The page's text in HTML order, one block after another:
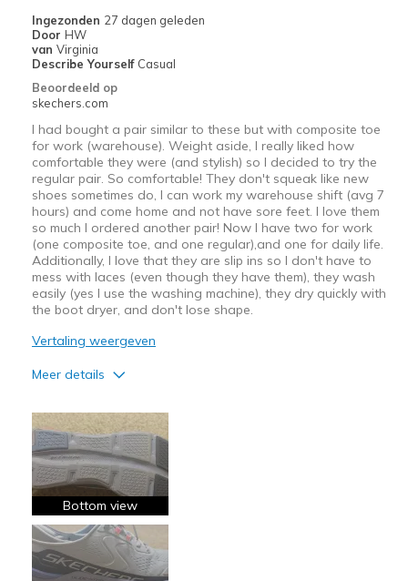
Ingezonden 27 dagen geleden
Door HW
van Virginia
Describe Yourself Casual
Beoordeeld op
skechers.com
I had bought a pair similar to these but with composite toe
for work (warehouse). Weight aside, I really liked how
comfortable they were (and stylish) so I decided to try the
regular pair. So comfortable! They don't squeak like new
shoes sometimes do, I can work my warehouse shift (avg 7
hours) and come home and not have sore feet. I love them
so much I ordered another pair! Now I have two for work
(one composite toe, and one regular),and one for daily life.
Additionally, I love that they are slip ins so I don't have to
mess with laces (even though they have them), they wash
easily (yes I use the washing machine), they dry quickly with
the boot dryer, and don't lose shape.
Vertaling weergeven
Meer details
Attractive Design
Breathe Well
Comfortable
Durable
Stylish
Bottom view